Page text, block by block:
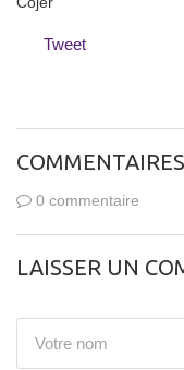
Tweet
COMMENTAIRES
0 commentaire
LAISSER UN